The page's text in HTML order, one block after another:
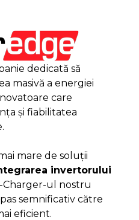
dedicată să
masivă a energiei
care
și fiabilitatea
mare de soluții
invertorului
Charger-ul nostru
semnificativ către
eficient.